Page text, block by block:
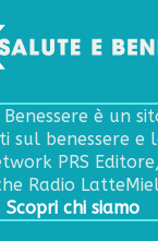
è un
sul benessere e
PRS
Radio
Scopri chi siamo